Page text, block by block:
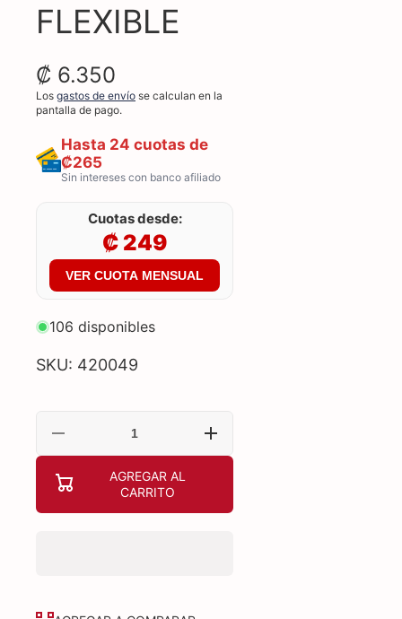
FLEXIBLE
₡ 6.350
Los gastos de envío se calculan en la
pantalla de pago.
Hasta 24 cuotas de
₡265
Sin intereses con banco afiliado
Cuotas desde:
₡ 249
VER CUOTA MENSUAL
106 disponibles
SKU: 420049
Reducir
CEPILLO
DESENREDANTE
Aumentar
FLEXIBLE
AGREGAR AL
CARRITO